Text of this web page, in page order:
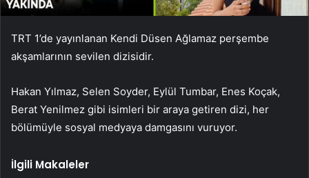
TRT 1’de yayınlanan Kendi Düsen Ağlamaz perşembe
akşamlarının sevilen dizisidir.
Hakan Yılmaz, Selen Soyder, Eylül Tumbar, Enes Koçak,
Berat Yenilmez gibi isimleri bir araya getiren dizi, her
bölümüyle sosyal medyaya damgasını vuruyor.
İlgili Makaleler